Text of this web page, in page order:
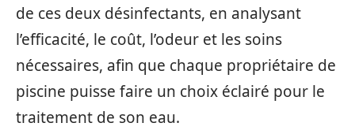
de ces deux désinfectants, en analysant
l’efficacité, le coût, l’odeur et les soins
nécessaires, afin que chaque propriétaire de
piscine puisse faire un choix éclairé pour le
traitement de son eau.